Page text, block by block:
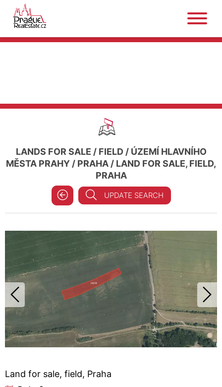
LANDS FOR SALE / FIELD/ ÚZEMÍ HLAVNÍHO
MĚSTA PRAHY / PRAHA / LAND FOR SALE, FIELD,
PRAHA
UPDATE SEARCH
Land for sale, field, Praha